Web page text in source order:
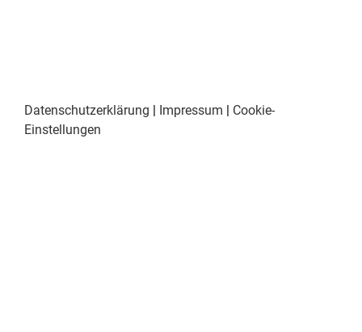
Datenschutzerklärung Impressum
Cookie-
Einstellungen